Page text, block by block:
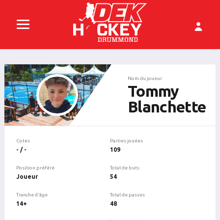
Nom du joueur
Tommy
Blanchette
Cotes
- / -
Position préféré
Joueur
Tranche d'âge
14+
Parties jouées
109
Total de buts
54
Total de passes
48